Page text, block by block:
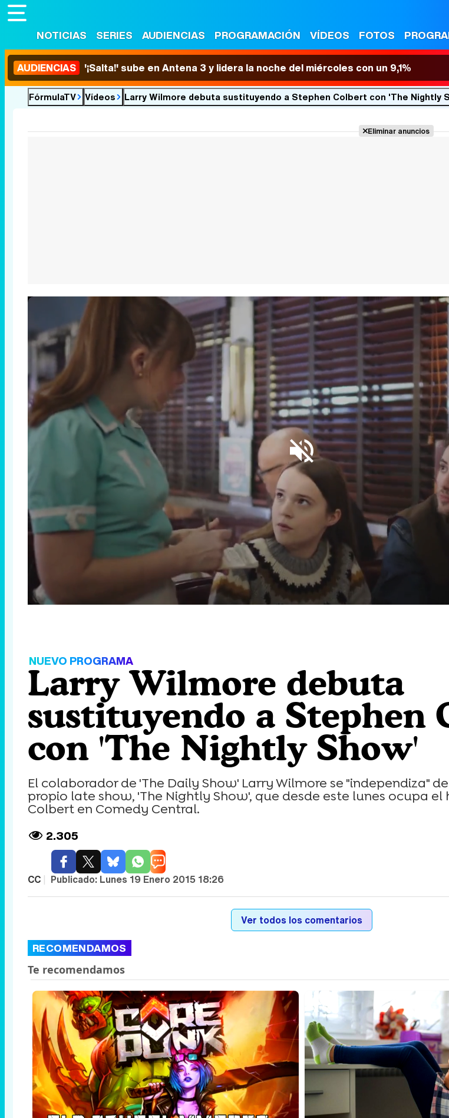
NOTICIAS SERIES AUDIENCIAS PROGRAMACIÓN VÍDEOS FOTOS
AUDIENCIAS '¡Salta!' sube en Antena 3 y lidera la noche del miércoles con un 9,1%
FórmulaTV Vídeos Larry Wilmore debuta sustituyendo a Stephen Colbert con 'The Nightly
Eliminar anuncios
NUEVO PROGRAMA
Larry Wilmore debuta
sustituyendo a Stephen
con 'The Nightly Show'
El colaborador de 'The Daily Show' Larry Wilmore se "independiza"
propio late show, 'The Nightly Show', que desde este lunes ocupa el
Colbert en Comedy Central.
2.305
CC | Publicado: Lunes 19 Enero 2015 18:26
Ver todos los comentarios
RECOMENDAMOS